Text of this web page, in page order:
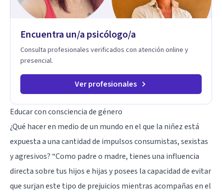
hablar de estos temas sin juicios, con respeto y libertad.
Trabajo con objetivos claros y realistas, sin fórmulas rígidas:
sobre tu vida diaria.
Encuentra un/a psicólogo/a
Consulta profesionales verificados con atención online y
presencial.
Ver profesionales
Educar con consciencia de género
¿Qué hacer en medio de un mundo en el que la niñez está
expuesta a una cantidad de impulsos consumistas, sexistas
y agresivos? “Como padre o madre, tienes una influencia
directa sobre tus hijos e hijas y posees la capacidad de evitar
que surjan este tipo de prejuicios mientras acompañas en el